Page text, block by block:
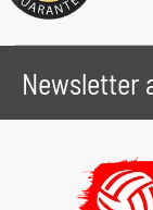
Newsletter